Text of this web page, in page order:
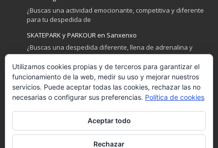
¿Buscas una actividad emocionante, competitiva y diferente
para tu despedida de
SKATEPARK y PARKOUR en Sanxenxo
¿Buscas una despedida diferente, llena de adrenalina y
diversión? Sanxenxo no
Actividades de Playa y Mar para despedidas en Sanxenxo
Sanxenxo, la joya de las Rías Baixas, es el destino perfecto
GET SOCIAL
Utilizamos cookies propias y de terceros para garantizar el
funcionamiento de la web, medir su uso y mejorar nuestros
servicios. Puede aceptar todas las cookies, rechazar las no
necesarias o configurar sus preferencias. Política de cookies
Aceptar todo
Rechazar